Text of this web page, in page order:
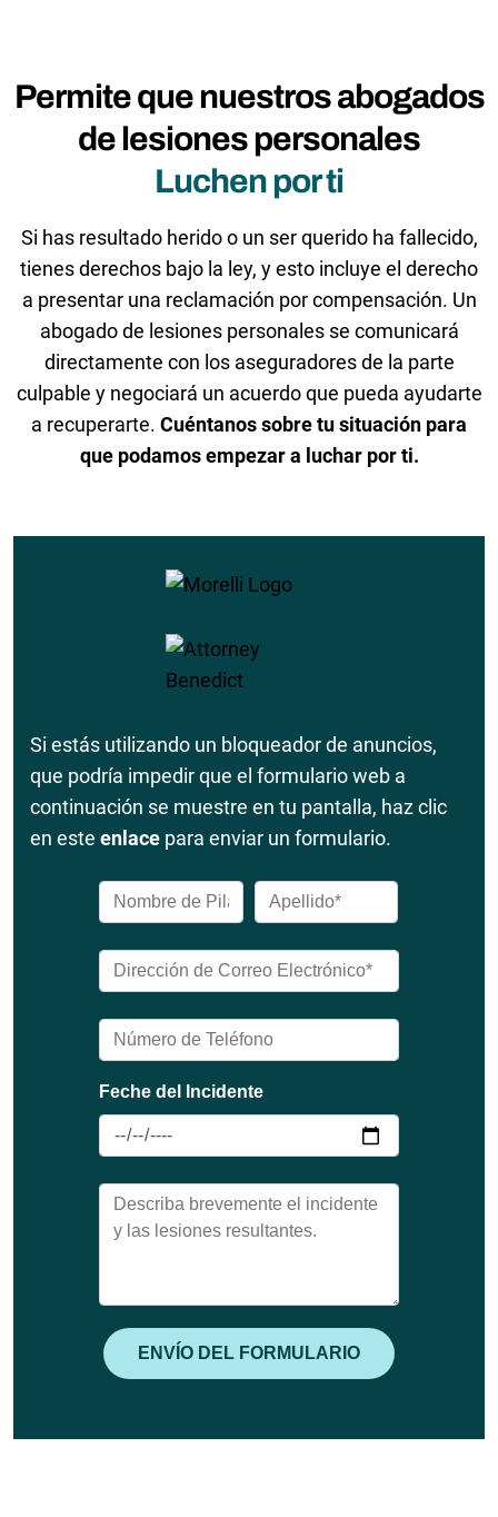
Permite que nuestros abogados
de lesiones personales
Luchen por ti
Si has resultado herido o un ser querido ha fallecido,
tienes derechos bajo la ley, y esto incluye el derecho
a presentar una reclamación por compensación. Un
abogado de lesiones personales se comunicará
directamente con los aseguradores de la parte
culpable y negociará un acuerdo que pueda ayudarte
a recuperarte. Cuéntanos sobre tu situación para
que podamos empezar a luchar por ti.
Si estás utilizando un bloqueador de anuncios,
que podría impedir que el formulario web a
continuación se muestre en tu pantalla, haz clic
en este enlace para enviar un formulario.